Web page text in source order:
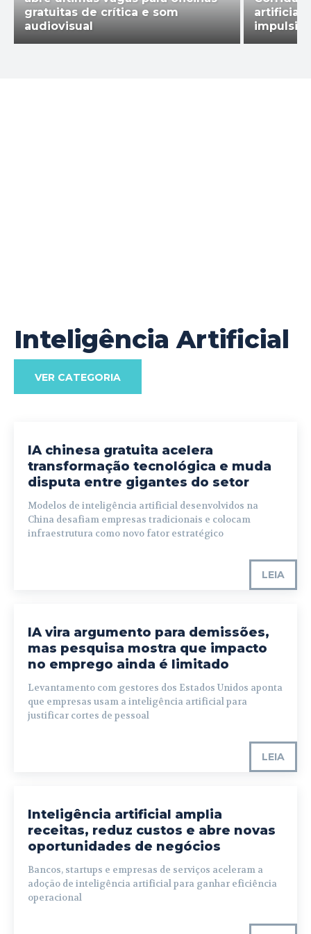
gratuitas de crítica e som
audiovisual
artificial
Inteligência Artificial
VER CATEGORIA
IA chinesa gratuita acelera
transformação tecnológica e muda
disputa entre gigantes do setor
Modelos de inteligência artificial desenvolvidos na
China desafiam empresas tradicionais e colocam
infraestrutura como novo fator estratégico
LEIA
IA vira argumento para demissões,
mas pesquisa mostra que impacto
no emprego ainda é limitado
Levantamento com gestores dos Estados Unidos aponta
que empresas usam a inteligência artificial para
justificar cortes de pessoal
LEIA
Inteligência artificial amplia
receitas, reduz custos e abre novas
oportunidades de negócios
Bancos, startups e empresas de serviços aceleram a
adoção de inteligência artificial para ganhar eficiência
operacional